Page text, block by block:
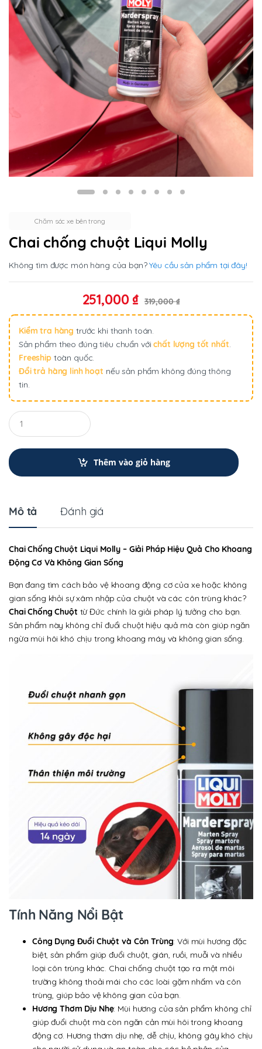
Chăm sóc xe bên trong
Chai chống chuột Liqui Molly
Không tìm được món hàng của bạn?Yêu cầu sản phẩm tại đây!
251,000 ₫ 319,000₫
Kiểm tra hàng trước khi thanh toán.
Sản phẩm theo đúng tiêu chuẩn vớichất lượng tốt nhất.
Freeshiptoàn quốc.
Đổi trả hàng linh hoạt nếu sản phẩm không đúng thông
tin.
Q
u
a
t
i
Thêm vào giỏ hàng
Mô tả Đánh giá
Chai Chống Chuột Liqui Molly – Giải Pháp Hiệu Quả Cho Khoang
Động Cơ Và Không Gian Sống
Bạn đang tìm cách bảo vệ khoang động cơ của xe hoặc không
gian sống khỏi sự xâm nhập của chuột và các côn trùng khác?
Chai Chống Chuột từ Đức chính là giải pháp lý tưởng cho bạn.
Sản phẩm này không chỉ đuổi chuột hiệu quả mà còn giúp ngăn
ngừa mùi hôi khó chịu trong khoang máy và không gian sống.
Tính Năng Nổi Bật
Công Dụng Đuổi Chuột và Côn Trùng: Với mùi hương đặc
biệt, sản phẩm giúp đuổi chuột, gián, ruồi, muỗi và nhiều
loại côn trùng khác. Chai chống chuột tạo ra một môi
trường không thoải mái cho các loài gặm nhấm và côn
trùng, giúp bảo vệ không gian của bạn.
Hương Thơm Dịu Nhẹ: Mùi hương của sản phẩm không chỉ
giúp đuổi chuột mà còn ngăn cản mùi hôi trong khoang
động cơ. Hương thơm dịu nhẹ, dễ chịu, không gây khó chịu